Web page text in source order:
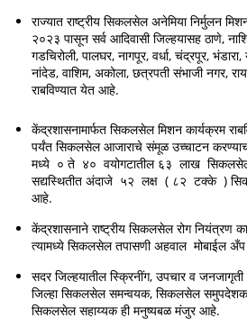
राज्‍यात राष्‍ट्रीय सिकलसेल अनेमिया निर्मुलन
२०२३ पासून सर्व आदिवासी जिल्‍हयासह ठाणे,
गडचिरोली, पालघर, नागपूर, वर्धा, चंद्रपूर,
नांदेड, वाशिम, अकोला, छत्रपती संभाजी नगर,
राबविण्यात येत आहे.
केंद्रशासनामार्फत सिकलसेल मिशन कार्यक्रम
पर्यंत सिकलसेल आजाराचे संमूळ उच्‍चाटन
मध्‍ये ० ते ४० वयोगटातील ६३ लाख सिकलसेल
सद्यस्थितीत अंदाजे ५२ लक्ष ( ८२ टक्‍के )
आहे.
केंद्रशासनाने राष्‍ट्रीय सिकलसेल रोग नियंत्रण
त्यामध्ये सिकलसेल तपासणी अहवाल मोबाईल अँप
सदर जिल्‍हयातील स्क्रिनींग, उपचार व जनजागृती
जिल्‍हा सिकलसेल समन्‍वयक, सिकलसेल समुपदेशक,
सिकलसेल सहाय्यक ही मनुष्‍यबळ मंजुर आहे.